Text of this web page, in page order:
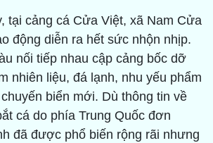
tại cảng cá Cửa Việt, xã Nam Cửa
động diễn ra hết sức nhộn nhịp.
nối tiếp nhau cập cảng bốc dỡ
nhiên liệu, đá lạnh, nhu yếu phẩm
biển mới. Dù thông tin về
cá do phía Trung Quốc đơn
đã được phổ biến rộng rãi nhưng